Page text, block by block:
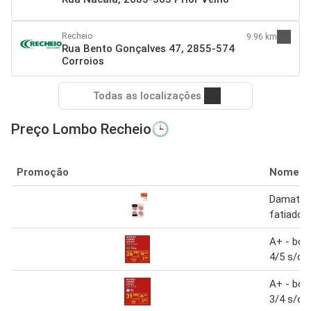
Recheio
Rua Bento Gonçalves 47, 2855-574
Corroios
9.96 km
Todas as localizações
Preço Lombo Recheio🕒
Promoção Nome
fatiado
A+ -
4/5 s/c
A+ -
3/4 s/c